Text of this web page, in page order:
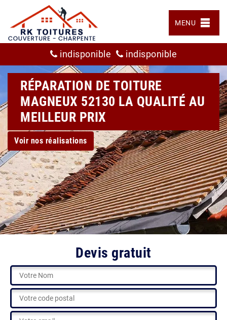
MENU
indisponible indisponible
RÉPARATION DE TOITURE
MAGNEUX 52130 LA QUALITÉ AU
MEILLEUR PRIX
Voir nos réalisations
Devis gratuit